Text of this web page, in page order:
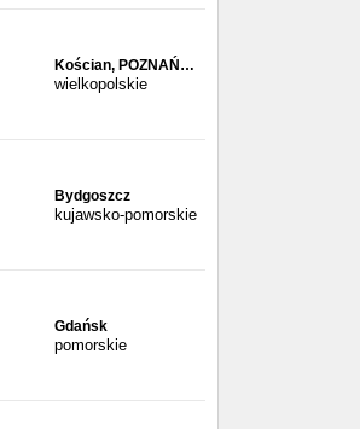
Kościan, POZNAŃ…
wielkopolskie
Bydgoszcz
kujawsko-pomorskie
Gdańsk
pomorskie